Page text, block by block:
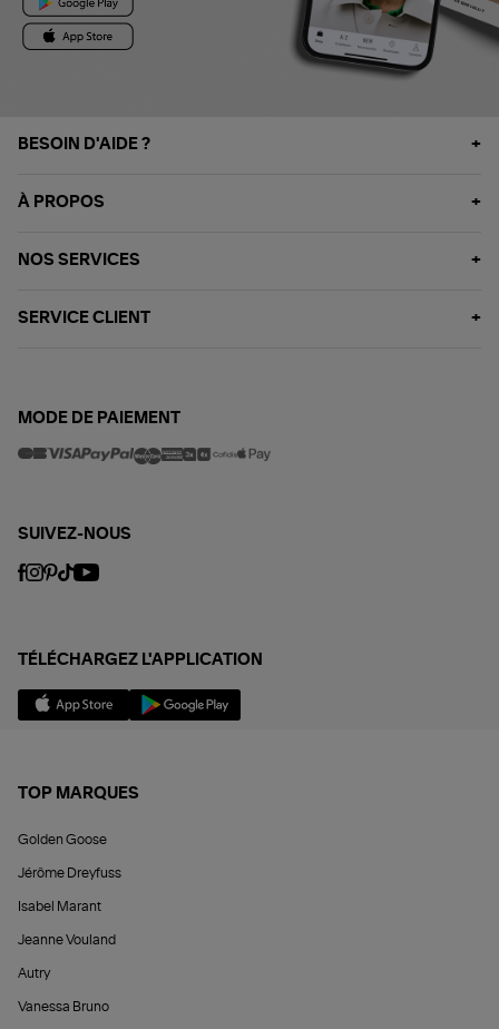
BESOIN D'AIDE ?
À PROPOS
NOS SERVICES
SERVICE CLIENT
MODE DE PAIEMENT
SUIVEZ-NOUS
TÉLÉCHARGEZ L'APPLICATION
TOP MARQUES
Golden Goose
Jérôme Dreyfuss
Isabel Marant
Jeanne Vouland
Autry
Vanessa Bruno